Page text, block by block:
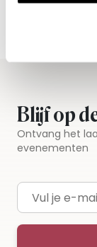
Blijf op
Ontvang het
evenementen
E-mailadres